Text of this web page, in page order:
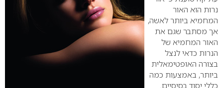
נרות הוא האור
המחמיא ביותר לאשה,
אך מסתבר שגם את
האור המחמיא של
הנרות כדאי לנצל
בצורה האופטימאלית
ביותר, באמצעות כמה
כללי יסוד בסיסיים.